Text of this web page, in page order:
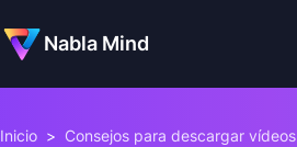
Nabla Mind
Inicio > Consejos para descargar vídeos